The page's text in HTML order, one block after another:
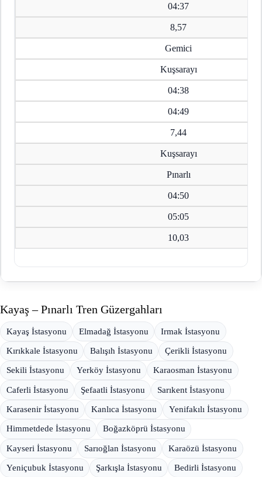
04:37
8,57
Gemici
Kuşsarayı
04:38
04:49
7,44
Kuşsarayı
Pınarlı
04:50
05:05
10,03
Kayaş – Pınarlı Tren Güzergahları
Kayaş İstasyonu Elmadağ İstasyonu Irmak İstasyonu
Kırıkkale İstasyonu Balışıh İstasyonu Çerikli İstasyonu
Sekili İstasyonu Yerköy İstasyonu Karaosman İstasyonu
Caferli İstasyonu Şefaatli İstasyonu Sarıkent İstasyonu
Karasenir İstasyonu Kanlıca İstasyonu Yenifakılı İstasyonu
Himmetdede İstasyonu Boğazköprü İstasyonu
Kayseri İstasyonu Sarıoğlan İstasyonu Karaözü İstasyonu
Yeniçubuk İstasyonu Şarkışla İstasyonu Bedirli İstasyonu